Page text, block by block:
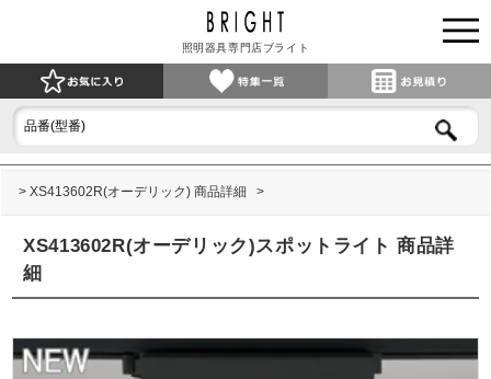
照明器具専門店ブライト
XS413602R(オーデリック) 商品詳細
XS413602R(オーデリック)スポットライト 商品詳
細